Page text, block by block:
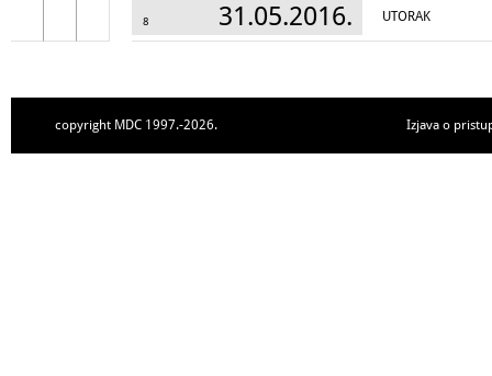
8 31.05.2016. UTORAK
copyright MDC 1997.-2026. Izjava o